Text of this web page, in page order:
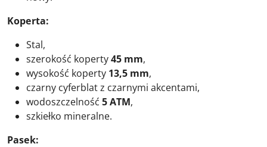
Koperta:
Stal,
szerokość koperty45 mm,
wysokość koperty 13,5 mm,
czarny cyferblat z czarnymi akcentami,
wodoszczelność 5 ATM,
szkiełko mineralne.
Pasek: